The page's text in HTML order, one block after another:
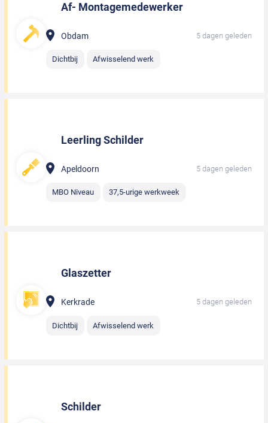
Af- Montagemedewerker
Obdam 5 dagen geleden
Dichtbij Afwisselend werk
Leerling Schilder
Apeldoorn 5 dagen geleden
MBO Niveau 37,5-urige werkweek
Glaszetter
Kerkrade 5 dagen geleden
Dichtbij Afwisselend werk
Schilder